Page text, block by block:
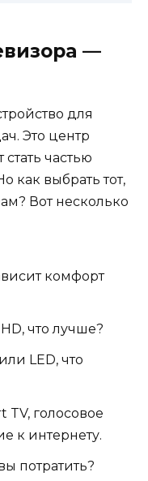
—
для
Это центр
частью
как выбрать тот,
Вот несколько
комфорт
что лучше?
LED, что
TV, голосовое
к интернету.
потратить?